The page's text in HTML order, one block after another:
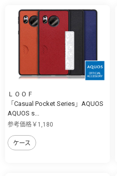
ＬＯＯＦ
「Casual Pocket Series」AQUOS
AQUOS s...
参考価格￥1,180
ケース